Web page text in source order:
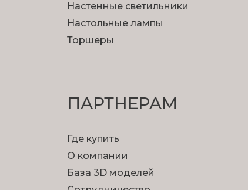
Настенные светильники
Настольные лампы
Торшеры
ПАРТНЕРАМ
Где купить
О компании
База 3D моделей